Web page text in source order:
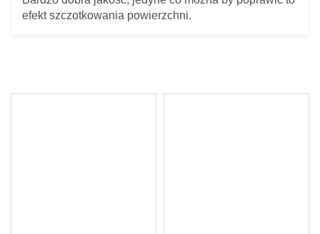
efekt szczotkowania powierzchni.